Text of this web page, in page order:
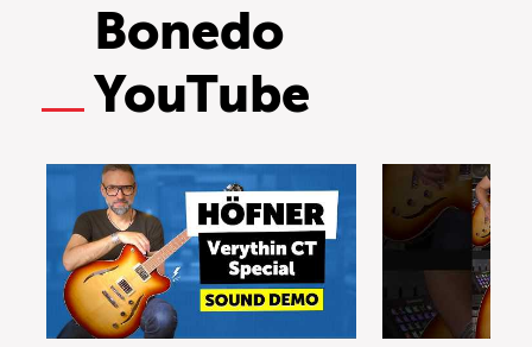
Bonedo
YouTube